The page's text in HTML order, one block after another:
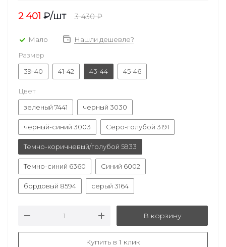
2 401 ₽/шт 3 430₽
Мало
Нашли дешевле?
Размер
39-40
41-42 43-44 45-46
Цвет
зеленый 7441
черный 3030
черный-синий 3003 Серо-голубой 3191
Темно-коричневый/голубой 5933
Темно-синий 6360 Синий 6002
бордовый 8594 серый 3164
В корзину
Купить в 1 клик